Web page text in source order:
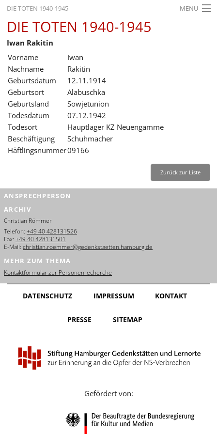
DIE TOTEN 1940-1945 MENU
STARTSEITE
AKTUELLES
AUSSTELLUNGEN
GESCHICHTE
BILDUNG
FORSCHUNG
SERVICE
Français
Dansk
Español
Nederlands
Português
Русский
Leichte Sprache
DIE TOTEN 1940-1945
Iwan Rakitin
Vorname
Iwan
Nachname
Rakitin
Geburtsdatum
12.11.1914
Geburtsort
Alabuschka
Geburtsland
Sowjetunion
Todesdatum
07.12.1942
Todesort
Hauptlager KZ Neuengamme
Beschäftigung
Schuhmacher
Häftlingsnummer09166
Zurück zur Liste
ANSPRECHPERSON
ARCHIV
Christian Römmer
Telefon: +49 40 428131526
Fax: +49 40 428131501
E-Mail: christian.roemmer@gedenkstaetten.hamburg.de
MEHR ZUM THEMA
Kontaktformular zur Personenrecherche
DATENSCHUTZ IMPRESSUM KONTAKT
PRESSE SITEMAP
Gefördert von: